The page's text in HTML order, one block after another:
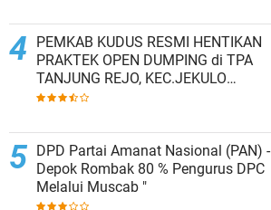
PEMKAB KUDUS RESMI HENTIKAN
PRAKTEK OPEN DUMPING di TPA
TANJUNG REJO, KEC.JEKULO
KAB.KUDUS,BERLAKUKAN SISTEM
DPD Partai Amanat Nasional (PAN) -
Depok Rombak 80 % Pengurus DPC
Melalui Muscab "